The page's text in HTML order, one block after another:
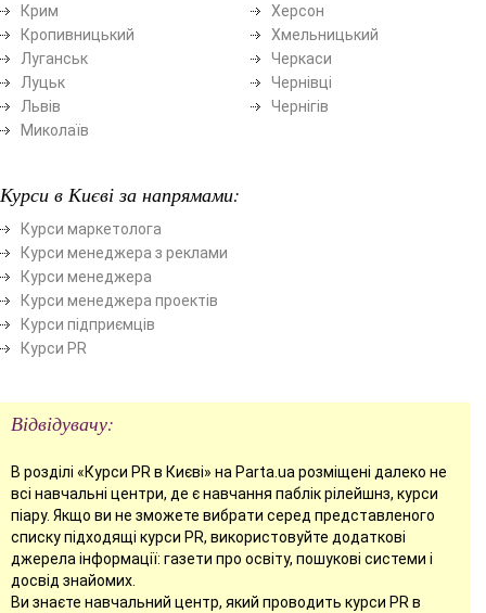
Крим
Кропивницький
Луганськ
Луцьк
Львів
Миколаїв
Херсон
Хмельницький
Черкаси
Чернівці
Чернігів
Курси в Києві за напрямами:
Курси маркетолога
Курси менеджера з реклами
Курси менеджера
Курси менеджера проектів
Курси підприємців
Курси PR
Відвідувачу:
В розділі «Курси PR в Києві» на Parta.ua розміщені далеко не
всі навчальні центри, де є навчання паблік рілейшнз, курси
піару. Якщо ви не зможете вибрати серед представленого
списку підходящі курси PR, використовуйте додаткові
джерела інформації: газети про освіту, пошукові системи і
досвід знайомих.
Ви знаєте навчальний центр, який проводить курси PR в